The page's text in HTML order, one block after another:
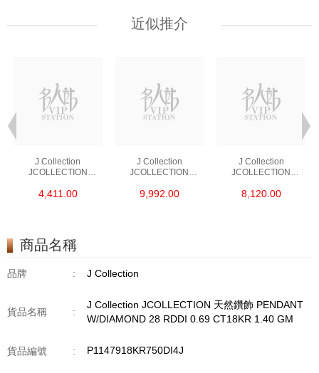
近似推介
J Collection
JCOLLECTION
RDDI 0.48 CT18KR
4,411.00
J Collection
JCOLLECTION
RDDI 1.34 CT18KW
9,992.00
J Collection
JCOLLECTION
W/DIAMOND 7
8,120.00
商品名稱
品牌 : J Collection
貨品名稱 :
J Collection JCOLLECTION 天然鑽飾 PENDANT
W/DIAMOND 28 RDDI 0.69 CT18KR 1.40 GM
貨品編號 : P1147918KR750DI4J